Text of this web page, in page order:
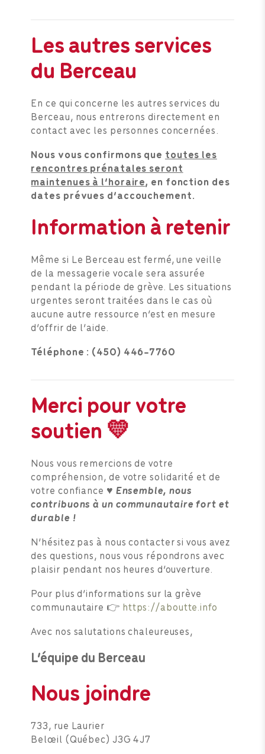
Les autres services
du Berceau
En ce qui concerne les autres services du
Berceau, nous entrerons directement en
contact avec les personnes concernées.
Nous vous confirmons que toutes les
rencontres prénatales seront
maintenues à l’horaire, en fonction des
dates prévues d’accouchement.
Information à retenir
Même si Le Berceau est fermé, une veille
de la messagerie vocale sera assurée
pendant la période de grève. Les situations
urgentes seront traitées dans le cas où
aucune autre ressource n’est en mesure
d’offrir de l’aide.
Téléphone : (450) 446-7760
Merci pour votre
soutien 💛
Nous vous remercions de votre
compréhension, de votre solidarité et de
votre confiance ♥︎ Ensemble, nous
contribuons à un communautaire fort et
durable !
N’hésitez pas à nous contacter si vous avez
des questions, nous vous répondrons avec
plaisir pendant nos heures d’ouverture.
Pour plus d’informations sur la grève
communautaire 👉 https://aboutte.info
Avec nos salutations chaleureuses,
L’équipe du Berceau
Nous joindre
733, rue Laurier
Belœil (Québec) J3G 4J7